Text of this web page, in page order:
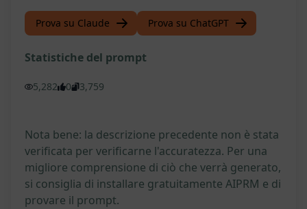
Prova su Claude Prova su ChatGPT
Statistiche del prompt
5,282 0 3,759
Nota bene: la descrizione precedente non è stata
verificata per verificarne l'accuratezza. Per una
migliore comprensione di ciò che verrà generato,
si consiglia di installare gratuitamente AIPRM e di
provare il prompt.